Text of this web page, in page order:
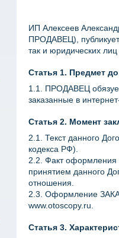
ИП Алексеев
ПРОДАВЕЦ),
так и юридических лиц
Статья 1. Предмет
1.1. ПРОДАВЕЦ
заказанные в
Статья 2. Момент
2.1. Текст данного
кодекса РФ).
2.2. Факт оформления
принятием данного
отношения.
2.3. Оформление
www.otoscopy.ru.
Статья 3.